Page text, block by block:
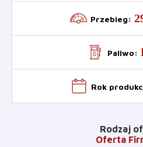
Przebieg:
Paliwo:
Rok
Rodzaj
Oferta